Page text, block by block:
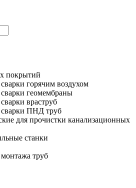
покрытий
горячим воздухом
геомембраны
враструб
сварки ПНД труб
для прочистки канализационных
станки
труб